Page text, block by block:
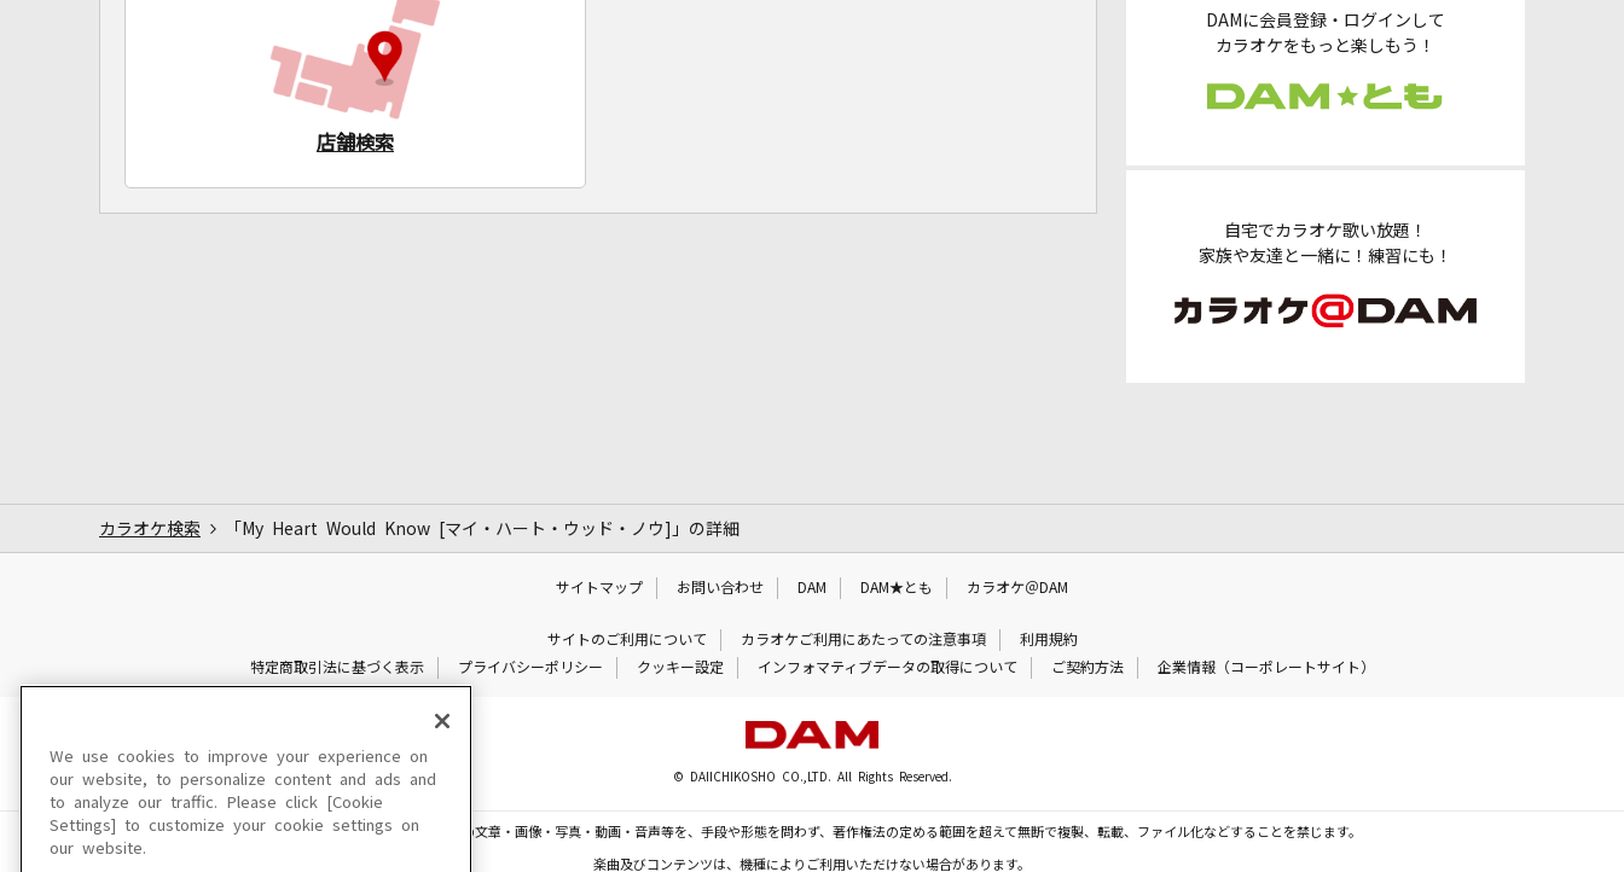
DAMに会員登録・ログインして
カラオケをもっと楽しもう！
自宅でカラオケ歌い放題！
家族や友達と一緒に！練習にも！
店舗検索
カラオケ検索 「My Heart Would Know [マイ・ハート・ウッド・ノウ]」の詳細
サイトマップ お問い合わせ DAM DAM★とも カラオケ＠DAM
サイトのご利用について カラオケご利用にあたっての注意事項
利用規約
特定商取引法に基づく表示
プライバシーポリシー クッキー設定 インフォマティブデータの取得について ご契約方法 企業情報（コーポレートサイト）
© DAIICHIKOSHO CO.,LTD. All Rights Reserved.
このサイトに掲載されている一切の文章・画像・写真・動画・音声等を、手段や形態を問わず、著作権法の定める範囲を超えて無断で複製、転載、ファイル化などすることを禁じます。
楽曲及びコンテンツは、機種によりご利用いただけない場合があります。
We use cookies to improve your experience on
our website, to personalize content and ads and
to analyze our traffic. Please click [Cookie
Settings] to customize your cookie settings on
our website.